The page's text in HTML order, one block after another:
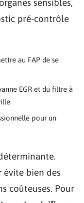
sensibles,
pré-contrôle
au FAP de se
EGR et du filtre à
pour un
évite bien des
coûteuses. Pour